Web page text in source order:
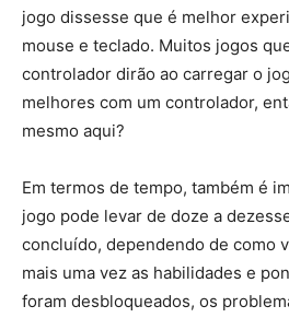
jogo dissesse que é melhor
mouse e teclado. Muitos jogos
controlador dirão ao carregar o
melhores com um controlador,
mesmo aqui?
Em termos de tempo, também é
jogo pode levar de doze a
concluído, dependendo de como
mais uma vez as habilidades e
foram desbloqueados, os